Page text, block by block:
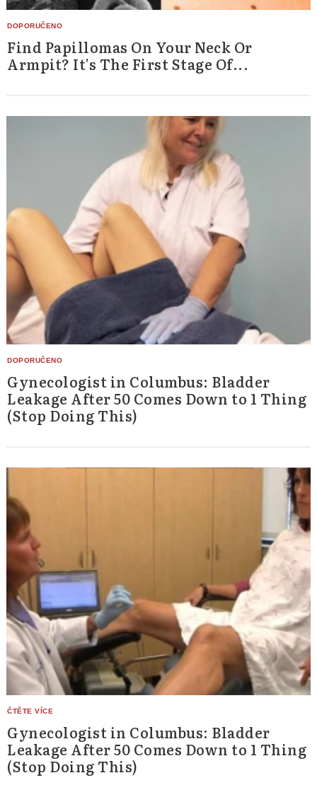
Find Papillomas On Your Neck Or
Armpit? It's The First Stage Of...
Gynecologist in Columbus: Bladder
Leakage After 50 Comes Down to 1 Thing
(Stop Doing This)
Gynecologist in Columbus: Bladder
Leakage After 50 Comes Down to 1 Thing
(Stop Doing This)